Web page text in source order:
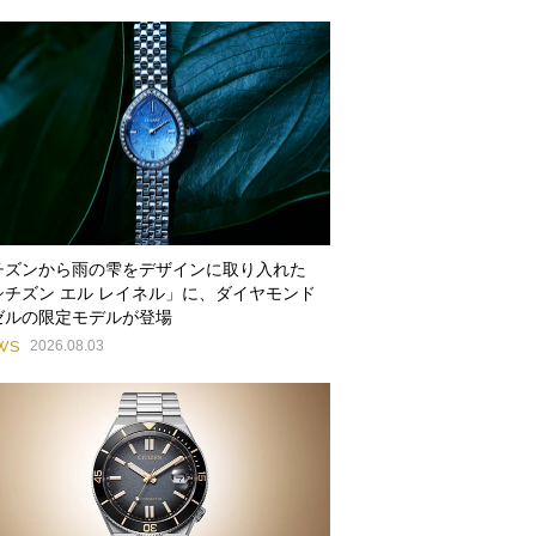
ズンから雨の雫をデザインに取り入れた
チズン エル レイネル」に、ダイヤモンド
ルの限定モデルが登場
2026.08.03